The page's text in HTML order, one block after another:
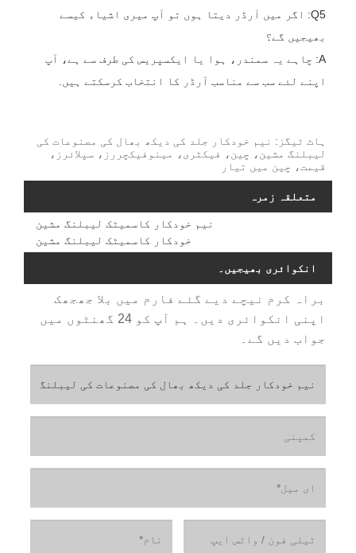
Q5: اگر میں آرڈر دیتا ہوں تو آپ میری اشیاء کیسے
بھیجیں گے؟
A: چاہے یہ سمندر، ہوا یا ایکسپریس کی طرف سے ہے، آپ
اپنے لئے سب سے مناسب آرڈر کا انتخاب کرسکتے ہیں.
ہاٹ ٹیگز: نیم خودکار جلد کی دیکھ بھال کی مصنوعات کی
لیبلنگ مشین، چین، فیکٹری، مینوفیکچررز، سپلائرز،
قیمت، چین میں تیار
متعلقہ زمرہ
نیم خودکار کاسمیٹک لیبلنگ مشین
خودکار کاسمیٹک لیبلنگ مشین
انکوائری بھیجیں۔
براہ کرم نیچے دیے گئے فارم میں بلا جھجھک
اپنی انکوائری دیں۔ ہم آپ کو 24 گھنٹوں میں
جواب دیں گے۔